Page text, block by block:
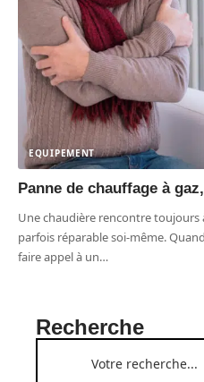
EQUIPEMENT
Panne de chauffage à
Une chaudière rencontre
parfois réparable soi-même.
faire appel à un…
Recherche